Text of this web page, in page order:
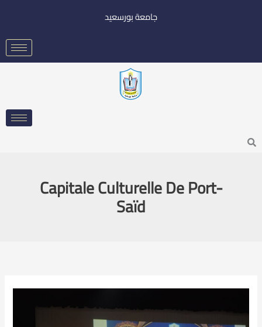
جامعة بورسعيد
Search
Capitale Culturelle De Port-
Saïd